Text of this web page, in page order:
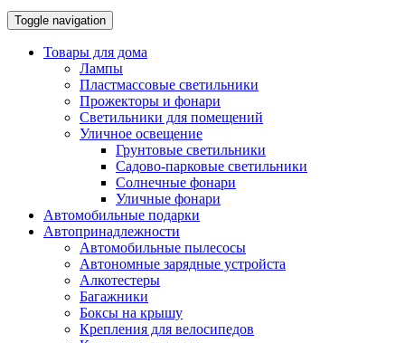
Toggle navigation
Товары для дома
Лампы
Пластмассовые светильники
Прожекторы и фонари
Светильники для помещений
Уличное освещение
Грунтовые светильники
Садово-парковые светильники
Солнечные фонари
Уличные фонари
Автомобильные подарки
Автопринадлежности
Автомобильные пылесосы
Автономные зарядные устройста
Алкотестеры
Багажники
Боксы на крышу
Крепления для велосипедов